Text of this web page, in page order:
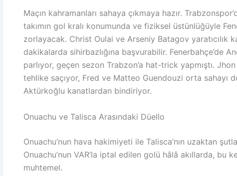
Maçın kahramanları sahaya çıkmaya hazır.
takımın gol kralı konumunda ve fiziksel üstünlüğüyle
zorlayacak. Christ Oulai ve Arseniy Batagov yaratıcılık
dakikalarda sihirbazlığına başvurabilir. Fenerbahçe’de
parlıyor, geçen sezon Trabzon’a hat-trick yapmıştı.
tehlike saçıyor, Fred ve Matteo Guendouzi orta sahayı
Aktürkoğlu kanatlardan bindiriyor.
Onuachu ve Talisca Arasındaki Düello
Onuachu’nun hava hakimiyeti ile Talisca’nın uzaktan
Onuachu’nun VAR’la iptal edilen golü hâlâ akıllarda, bu
muhtemel.